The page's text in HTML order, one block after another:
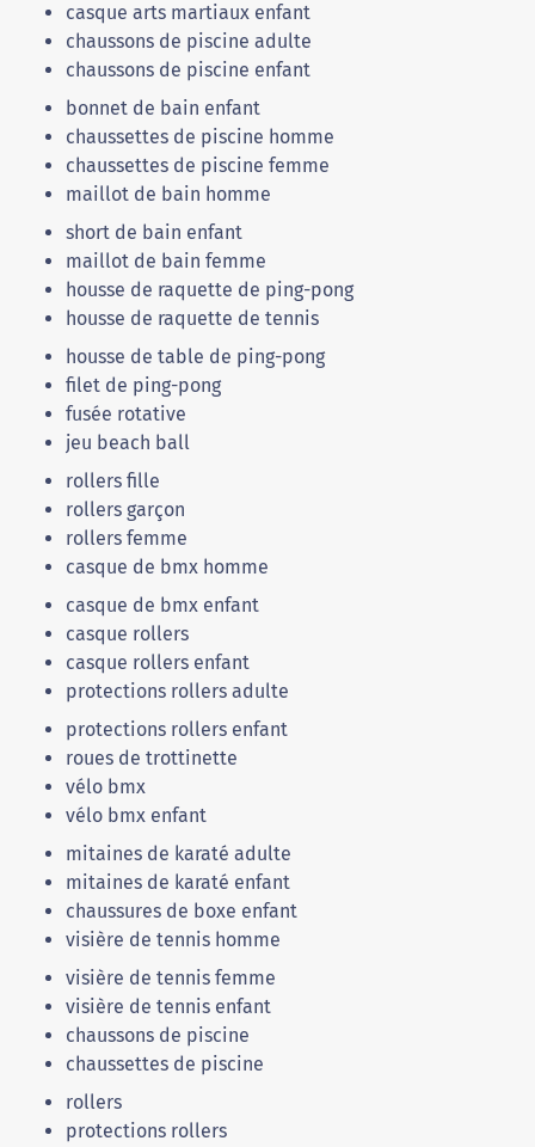
casque arts martiaux enfant
chaussons de piscine adulte
chaussons de piscine enfant
bonnet de bain enfant
chaussettes de piscine homme
chaussettes de piscine femme
maillot de bain homme
short de bain enfant
maillot de bain femme
housse de raquette de ping-pong
housse de raquette de tennis
housse de table de ping-pong
filet de ping-pong
fusée rotative
jeu beach ball
rollers fille
rollers garçon
rollers femme
casque de bmx homme
casque de bmx enfant
casque rollers
casque rollers enfant
protections rollers adulte
protections rollers enfant
roues de trottinette
vélo bmx
vélo bmx enfant
mitaines de karaté adulte
mitaines de karaté enfant
chaussures de boxe enfant
visière de tennis homme
visière de tennis femme
visière de tennis enfant
chaussons de piscine
chaussettes de piscine
rollers
protections rollers